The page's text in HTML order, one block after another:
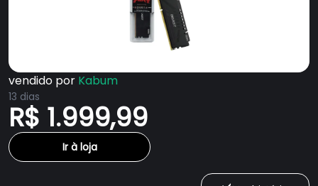
vendido por Kabum
13 dias
R$ 1.999,99
Ir à loja